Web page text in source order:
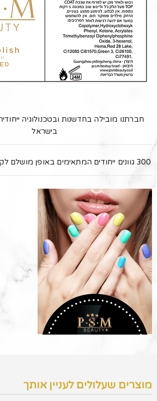
חברתנו מובילה בחדשנות ובטכנולוגיה
בישראל
300 גוונים ייחודים המתאימים באופן מושלם לקהל הנשים הישראלי
מוצרים שעלולים לעניין אותך